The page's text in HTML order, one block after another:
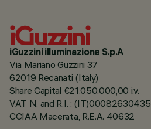
iGuzzini illuminazione S.p.A
Via Mariano Guzzini 37
62019 Recanati (Italy)
Share Capital €21.050.000,00 i.v.
VAT N. and R.I. : (IT)00082630435
CCIAA Macerata, R.E.A. 40632